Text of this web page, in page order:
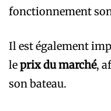
fonctionnement
Il est également
leprix du marché,
son bateau.